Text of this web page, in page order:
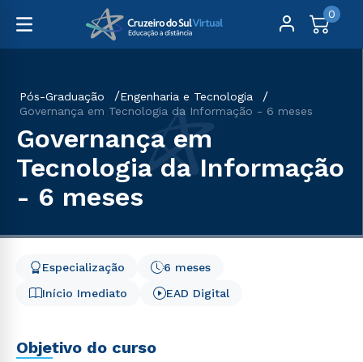
0
Pós-Graduação
Engenharia e Tecnologia
Governança em Tecnologia da Informação - 6 meses
Governança em
Tecnologia da Informação
- 6 meses
Início Imediato
6 meses
Especialização
EAD Digital
Objetivo do curso